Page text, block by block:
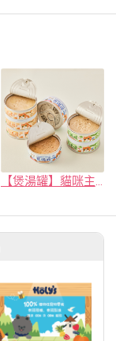
【煲湯罐】貓咪主食罐系列